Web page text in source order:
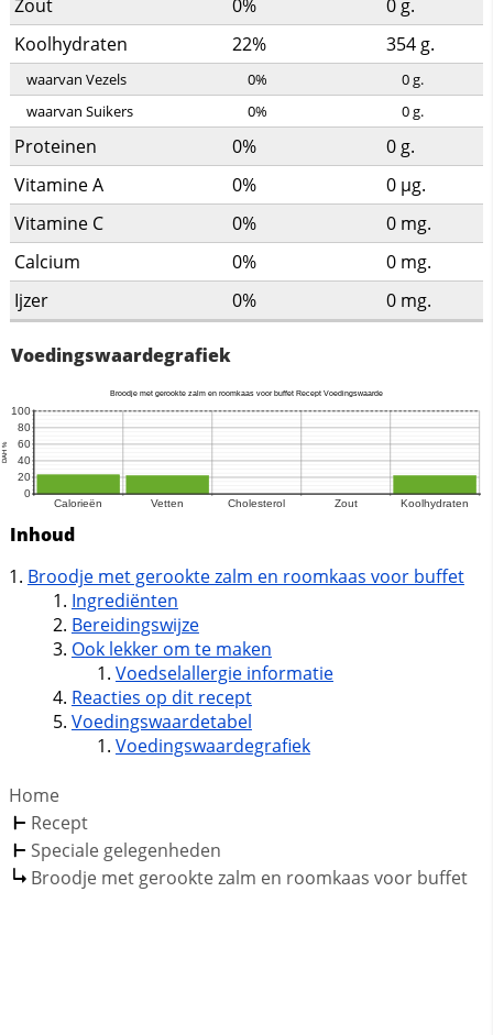
Zout 0% 0 g.
Koolhydraten
22% 354 g.
waarvan Vezels 0% 0g.
waarvan Suikers
0% 0g.
Proteinen 0% 0 g.
Vitamine A
0% 0 µg.
Vitamine C
0% 0 mg.
Calcium
0% 0 mg.
Ijzer
0% 0 mg.
Voedingswaardegrafiek
Inhoud
Broodje met gerookte zalm en roomkaas voor buffet
Ingrediënten
Bereidingswijze
Ook lekker om te maken
Voedselallergie informatie
Reacties op dit recept
Voedingswaardetabel
Voedingswaardegrafiek
Home
Recept
Speciale gelegenheden
Broodje met gerookte zalm en roomkaas voor buffet